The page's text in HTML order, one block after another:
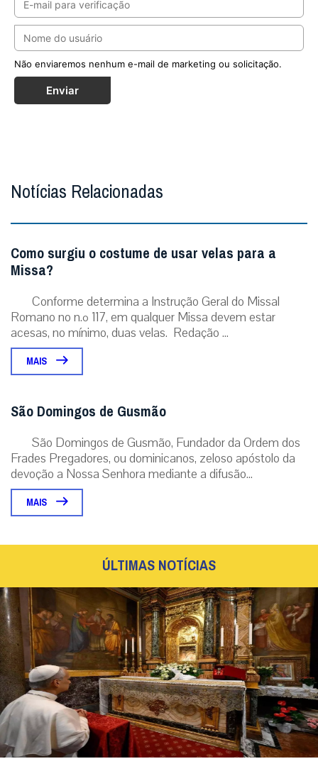
Não enviaremos nenhum e-mail de marketing ou solicitação.
Enviar
Notícias Relacionadas
Como surgiu o costume de usar velas para a
Missa?
Conforme determina a Instrução Geral do Missal
Romano no n.º 117, em qualquer Missa devem estar
acesas, no mínimo, duas velas. Redação ...
MAIS
São Domingos de Gusmão
São Domingos de Gusmão, Fundador da Ordem dos
Frades Pregadores, ou dominicanos, zeloso apóstolo da
devoção a Nossa Senhora mediante a difusão...
MAIS
ÚLTIMAS NOTÍCIAS